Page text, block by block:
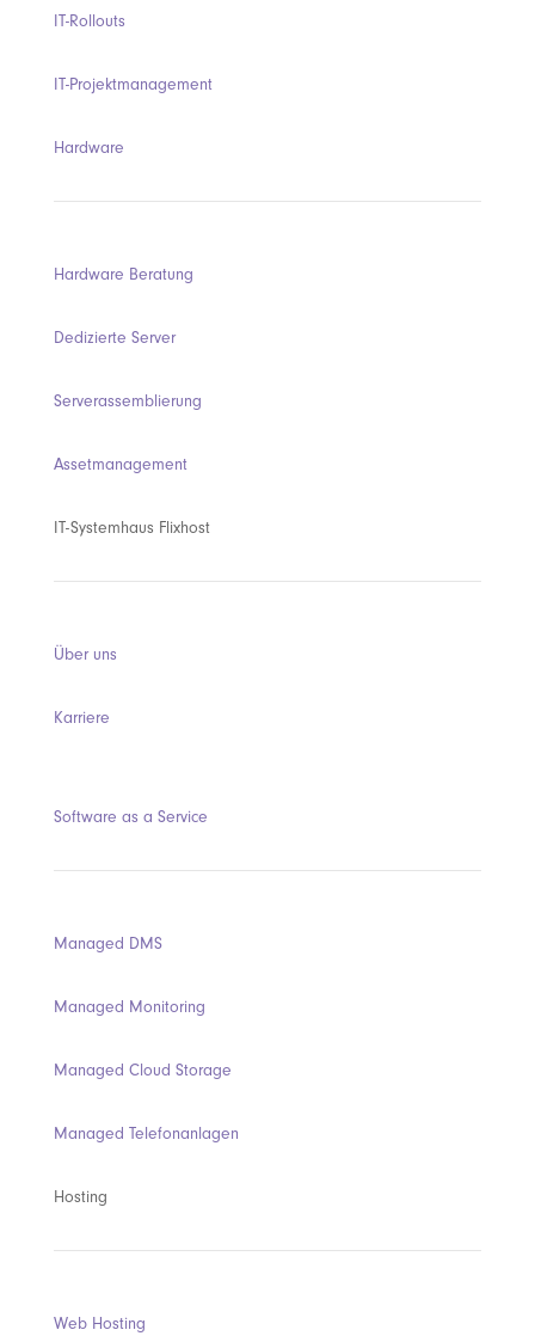
IT-Rollouts
IT-Projektmanagement
Hardware
Hardware Beratung
Dedizierte Server
Serverassemblierung
Assetmanagement
IT-Systemhaus Flixhost
Über uns
Karriere
Software as a Service
Managed DMS
Managed Monitoring
Managed Cloud Storage
Managed Telefonanlagen
Hosting
Web Hosting